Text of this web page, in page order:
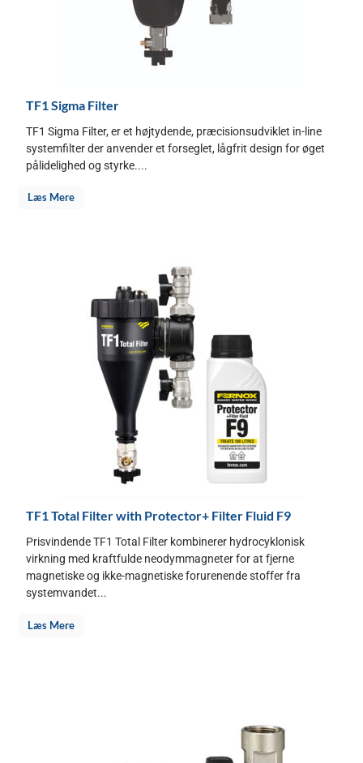
TF1 Sigma Filter
TF1 Sigma Filter, er et højtydende, præcisionsudviklet in-line
systemfilter der anvender et forseglet, lågfrit design for øget
pålidelighed og styrke....
Læs Mere
TF1 Total Filter with Protector+ Filter Fluid F9
Prisvindende TF1 Total Filter kombinerer hydrocyklonisk
virkning med kraftfulde neodym­magneter for at fjerne
magnetiske og ikke-magnetiske forurenende stoffer fra
systemvandet...
Læs Mere